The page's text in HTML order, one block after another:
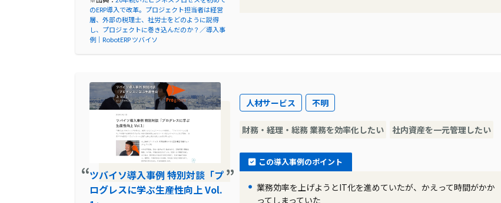
のERP導入で改革。プロジェクト担当者は経営
層、外部の税理士、社労士をどのように説得
し、プロジェクトに巻き込んだのか？／導入事
例｜RobotERP ツバイソ
ツバイソ導入事例 特別対談「プ
ログレスに学ぶ生産性向上 Vol.
人材サービス 不明
財務・経理・総務 業務を効率化したい 社内資産を一元管理したい
この導入事例のポイント
業務効率を上げようとIT化を進めていたが、かえって時間がかか
ってしまっていた